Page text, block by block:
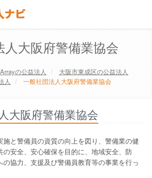
人大阪府警備業協会
Arrayの公益法人 大阪市東成区の公益法人
人
一般社団法人大阪府警備業協会
大阪府警備業協会
施と警備員の資質の向上を図り、警備業の健
の安全、安心確保を目的に、地域安全、防
の協力、支援及び警備員教育等の事業を行っ